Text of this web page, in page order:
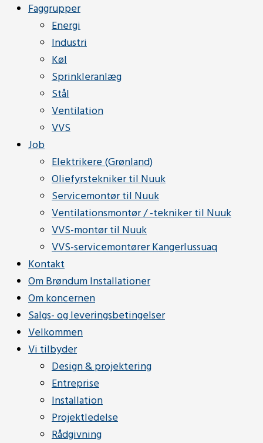
Faggrupper
Energi
Industri
Køl
Sprinkleranlæg
Stål
Ventilation
VVS
Job
Elektrikere (Grønland)
Oliefyrstekniker til Nuuk
Servicemontør til Nuuk
Ventilationsmontør / -tekniker til Nuuk
VVS-montør til Nuuk
VVS-servicemontører Kangerlussuaq
Kontakt
Om Brøndum Installationer
Om koncernen
Salgs- og leveringsbetingelser
Velkommen
Vi tilbyder
Design & projektering
Entreprise
Installation
Projektledelse
Rådgivning